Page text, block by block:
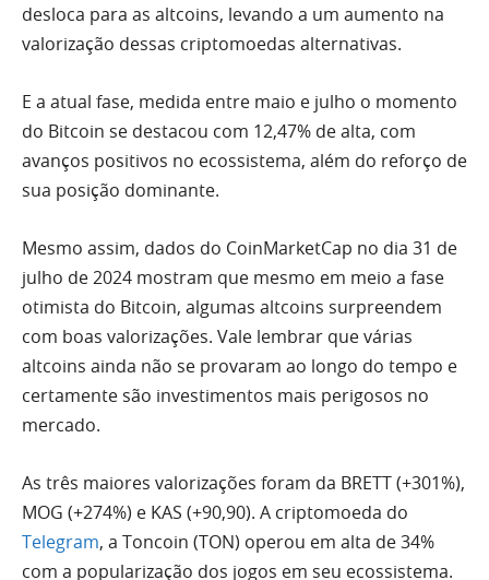
desloca para as altcoins, levando a um aumento na
valorização dessas criptomoedas alternativas.
E a atual fase, medida entre maio e julho o momento
do Bitcoin se destacou com 12,47% de alta, com
avanços positivos no ecossistema, além do reforço de
sua posição dominante.
Mesmo assim, dados do CoinMarketCap no dia 31 de
julho de 2024 mostram que mesmo em meio a fase
otimista do Bitcoin, algumas altcoins surpreendem
com boas valorizações. Vale lembrar que várias
altcoins ainda não se provaram ao longo do tempo e
certamente são investimentos mais perigosos no
mercado.
As três maiores valorizações foram da BRETT (+301%),
MOG (+274%) e KAS (+90,90). A criptomoeda do
Telegram, a Toncoin (TON) operou em alta de 34%
com a popularização dos jogos em seu ecossistema.